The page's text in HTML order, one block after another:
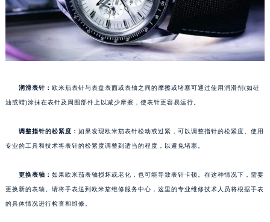
润滑表针： 欧米茄表针与表盘表面或表轴之间的摩擦或堵塞可通过使用润滑剂(如硅
油或蜡)涂抹在表针及周围部件上以减少摩擦，使表针更容易运行。
调整指针的松紧度： 如果发现欧米茄表针松动或过紧，可以调整指针的松紧度。使用
专业的工具和技术将表针的松紧度调整到适当的程度，以避免堵塞。
更换表轴： 如果欧米茄表轴损坏或老化，也可能导致表针卡顿。在这种情况下，需要
更换新的表轴。请将手表送到欧米茄维修服务中心，这里的专业维修技术人员将根据手表
的具体情况进行检查和维修。